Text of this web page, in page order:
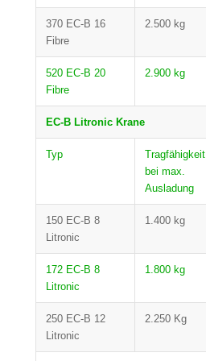
370 EC-B 16
Fibre
2.500 kg
520 EC-B 20
Fibre
2.900 kg
EC-B Litronic Krane
Typ
Tragfähigkeit
bei max.
Ausladung
150 EC-B 8
Litronic
1.400 kg
172 EC-B 8
Litronic
1.800 kg
250 EC-B 12
Litronic
2.250 Kg